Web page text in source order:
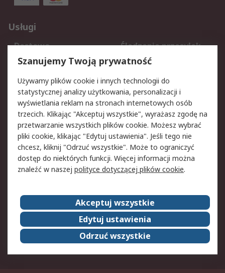
Usługi
Dostawa
Śledzenie przesyłek
Reklamacje i zwroty
Rejestracja
Aspekty prawne
Bezpieczeństwo e-
maila
Polityka dotycząca
plików cookie
Polityka prywatności
Użytkowanie witryny
Zastrzeżenia prawne
Warunki Sprzedaży
Kontakt
O firmie RS
RS na świecie
Kariera
Nagrody dla RS
ESG
Szanujemy Twoją prywatność
Używamy plików cookie i innych technologii do
statystycznej analizy użytkowania, personalizacji i
wyświetlania reklam na stronach internetowych osób
trzecich. Klikając "Akceptuj wszystkie", wyrażasz zgodę na
przetwarzanie wszystkich plików cookie. Możesz wybrać
pliki cookie, klikając "Edytuj ustawienia". Jeśli tego nie
chcesz, kliknij "Odrzuć wszystkie". Może to ograniczyć
dostęp do niektórych funkcji. Więcej informacji można
znaleźć w naszej polityce dotyczącej plików cookie.
Akceptuj wszystkie
Edytuj ustawienia
Odrzuć wszystkie